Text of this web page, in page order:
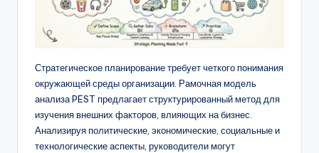
w
Стратегическое планирование требует четкого понимания
окружающей среды организации. Рамочная модель
анализа PEST предлагает структурированный метод для
изучения внешних факторов, влияющих на бизнес.
Анализируя политические, экономические, социальные и
технологические аспекты, руководители могут